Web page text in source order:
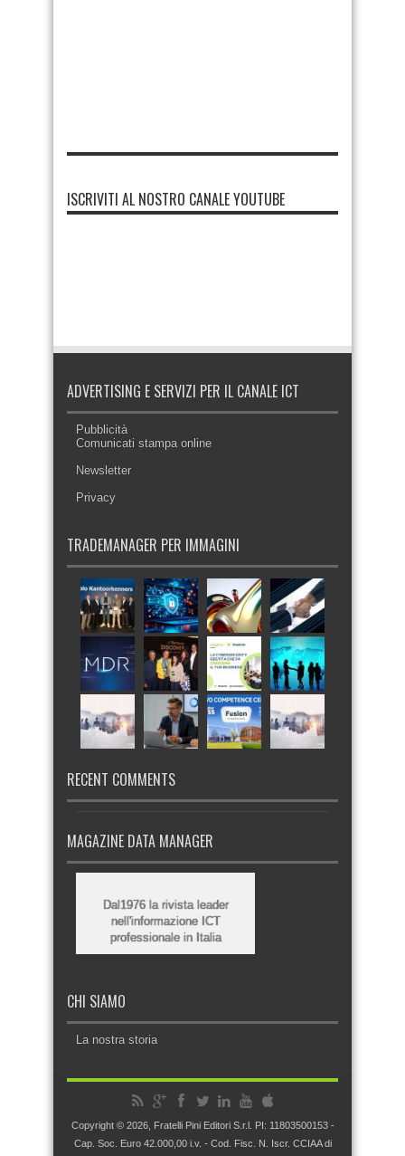
ISCRIVITI AL NOSTRO CANALE YOUTUBE
ADVERTISING E SERVIZI PER IL CANALE ICT
Pubblicità
Comunicati stampa online
Newsletter
Privacy
TRADEMANAGER PER IMMAGINI
RECENT COMMENTS
MAGAZINE DATA MANAGER
Dal1976 la rivista leader
nell'informazione ICT
professionale in Italia
CHI SIAMO
La nostra storia
Copyright © 2026, Fratelli Pini Editori S.r.l. PI: 11803500153 -
Cap. Soc. Euro 42.000,00 i.v. - Cod. Fisc. N. Iscr. CCIAA di